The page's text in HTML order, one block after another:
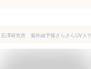
石澤研究所 紫外線予報さらさらUVス